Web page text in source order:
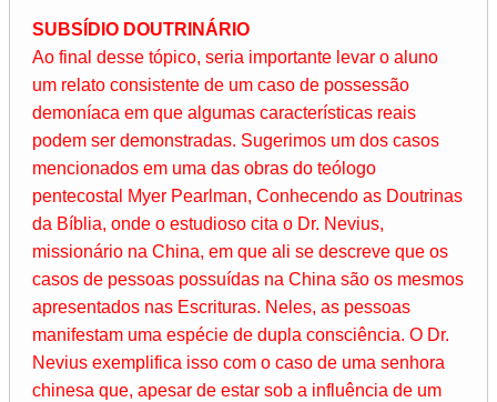
SUBSÍDIO DOUTRINÁRIO
Ao final desse tópico, seria importante levar o aluno
um relato consistente de um caso de possessão
demoníaca em que algumas características reais
podem ser demonstradas. Sugerimos um dos casos
mencionados em uma das obras do teólogo
pentecostal Myer Pearlman, Conhecendo as Doutrinas
da Bíblia, onde o estudioso cita o Dr. Nevius,
missionário na China, em que ali se descreve que os
casos de pessoas possuídas na China são os mesmos
apresentados nas Escrituras. Neles, as pessoas
manifestam uma espécie de dupla consciência. O Dr.
Nevius exemplifica isso com o caso de uma senhora
chinesa que, apesar de estar sob a influência de um